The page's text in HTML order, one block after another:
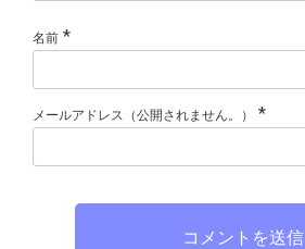
名前 *
メールアドレス（公開されません。） *
コメントを送信